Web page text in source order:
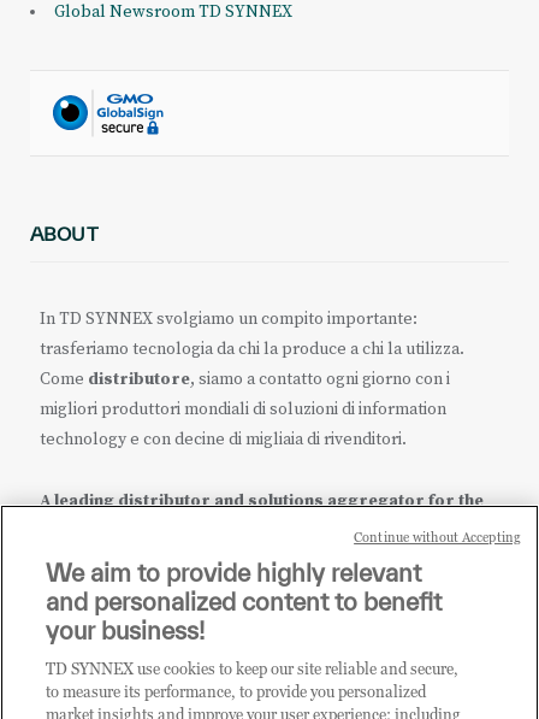
Global Newsroom TD SYNNEX
ABOUT
In TD SYNNEX svolgiamo un compito importante:
trasferiamo tecnologia da chi la produce a chi la utilizza.
Come distributore, siamo a contatto ogni giorno con i
migliori produttori mondiali di soluzioni di information
technology e con decine di migliaia di rivenditori.
A leading distributor and solutions aggregator for the
it.tdsynnex.com eu.tdsynnex.com| tdsynnex.com
CATEGORIE
We aim to provide highly relevant
and personalized content to benefit
your business!
TD SYNNEX use cookies to keep our site reliable and secure,
to measure its performance, to provide you personalized
market insights and improve your user experience; including
Continue without Accepting